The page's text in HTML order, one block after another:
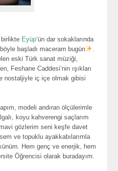
Eyüp‘ün dar sokaklarında
başladı maceram bugün
.
eski Türk sanat müziği,
Feshane Caddesi’nin ışıkları
nostaljiyle iç içe olmak gibisi
modeli andıran ölçülerimle
koyu kahverengi saçlarım
gözlerim seni keşfe davet
ve topuklu ayakkabılarımla
Hem genç ve enerjik, hem
Öğrencisi olarak buradayım.